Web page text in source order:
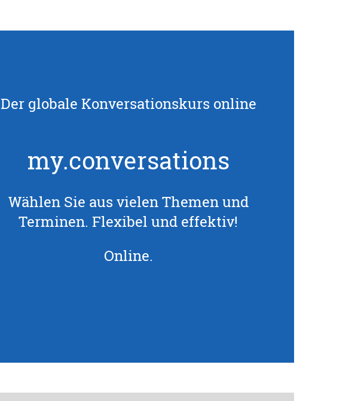
Der globale Konversationskurs online
my.conversations
Wählen Sie aus vielen Themen und
Terminen. Flexibel und effektiv!
Online.